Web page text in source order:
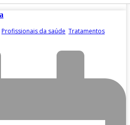
Profissionais da saúde Tratamentos